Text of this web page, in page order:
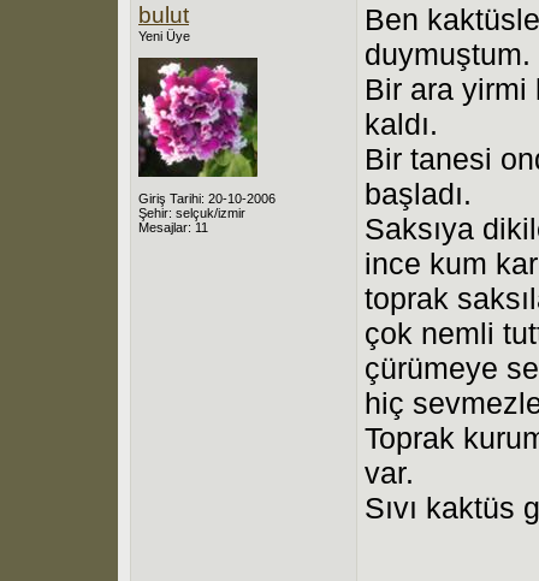
bulut
Yeni Üye
Giriş Tarihi: 20-10-2006
Şehir: selçuk/izmir
Mesajlar: 11
Ben
duymuştum.
Bir ara yirmi
kaldı.
Bir tanesi
başladı.
Saksıya
ince kum
toprak
çok nemli
çürümeye
hiç
Toprak
var.
Sıvı kaktüs